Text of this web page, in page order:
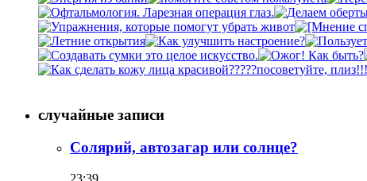
случайные записи
Солярий, автозагар или солнце?
23:39